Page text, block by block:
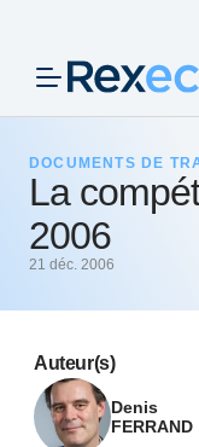
DOCUMENTS DE
La
2006
21 déc. 2006
Auteur(s)
Denis
FERRAND